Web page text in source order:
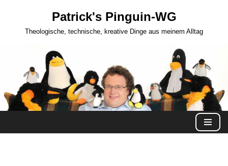
Patrick's Pinguin-WG
Theologische, technische, kreative Dinge aus meinem Alltag